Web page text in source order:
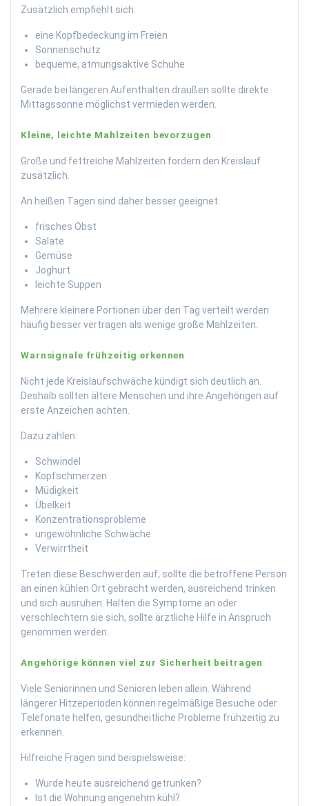
Zusätzlich empfiehlt sich:
eine Kopfbedeckung im Freien
Sonnenschutz
bequeme, atmungsaktive Schuhe
Gerade bei längeren Aufenthalten draußen sollte direkte
Mittagssonne möglichst vermieden werden.
Kleine, leichte Mahlzeiten bevorzugen
Große und fettreiche Mahlzeiten fordern den Kreislauf
zusätzlich.
An heißen Tagen sind daher besser geeignet:
frisches Obst
Salate
Gemüse
Joghurt
leichte Suppen
Mehrere kleinere Portionen über den Tag verteilt werden
häufig besser vertragen als wenige große Mahlzeiten.
Warnsignale frühzeitig erkennen
Nicht jede Kreislaufschwäche kündigt sich deutlich an.
Deshalb sollten ältere Menschen und ihre Angehörigen auf
erste Anzeichen achten.
Dazu zählen:
Schwindel
Kopfschmerzen
Müdigkeit
Übelkeit
Konzentrationsprobleme
ungewöhnliche Schwäche
Verwirrtheit
Treten diese Beschwerden auf, sollte die betroffene Person
an einen kühlen Ort gebracht werden, ausreichend trinken
und sich ausruhen. Halten die Symptome an oder
verschlechtern sie sich, sollte ärztliche Hilfe in Anspruch
genommen werden.
Angehörige können viel zur Sicherheit beitragen
Viele Seniorinnen und Senioren leben allein. Während
längerer Hitzeperioden können regelmäßige Besuche oder
Telefonate helfen, gesundheitliche Probleme frühzeitig zu
erkennen.
Hilfreiche Fragen sind beispielsweise:
Wurde heute ausreichend getrunken?
Ist die Wohnung angenehm kühl?